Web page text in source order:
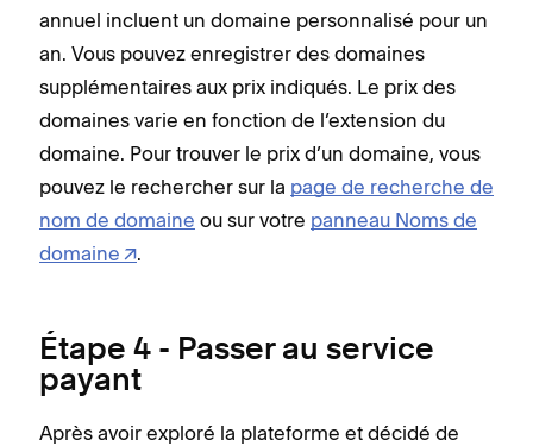
annuel incluent un domaine personnalisé pour un
an. Vous pouvez enregistrer des domaines
supplémentaires aux prix indiqués. Le prix des
domaines varie en fonction de l’extension du
domaine. Pour trouver le prix d’un domaine, vous
pouvez le rechercher sur la page de recherche de
nom de domaine ou sur votre panneau Noms de
domaine
.
Étape 4 - Passer au service
payant
Après avoir exploré la plateforme et décidé de